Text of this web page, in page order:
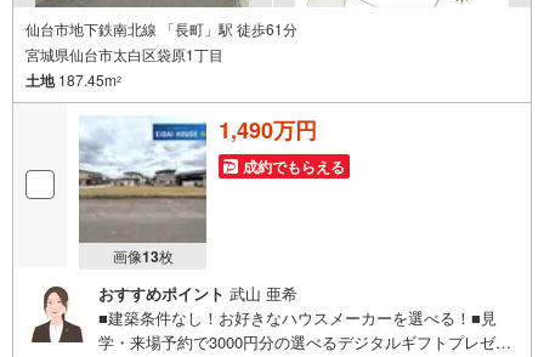
仙台市地下鉄南北線 「長町」駅 徒歩61分
宮城県仙台市太白区袋原1丁目
土地187.45m2
画像13枚
1,490万円
成約でもらえる
おすすめポイント 武山 亜希
■建築条件なし！お好きなハウスメーカーを選べる！■見
学・来場予約で3000円分の選べるデジタルギフトプレゼン